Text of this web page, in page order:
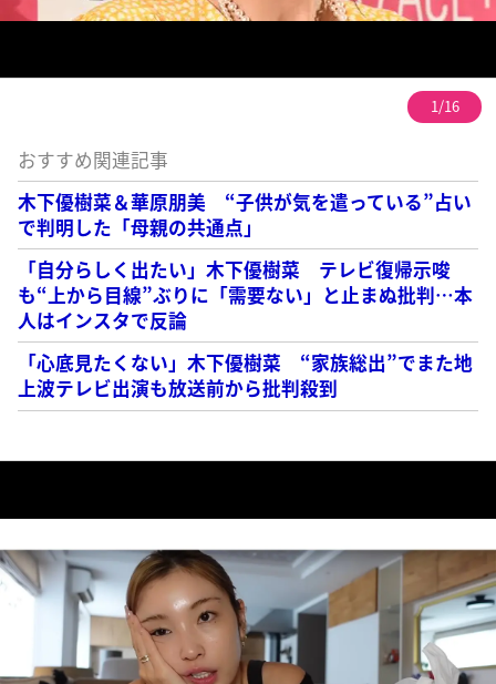
1/16
おすすめ関連記事
木下優樹菜＆華原朋美 “子供が気を遣っている”占い
で判明した「母親の共通点」
「自分らしく出たい」木下優樹菜 テレビ復帰示唆
も“上から目線”ぶりに「需要ない」と止まぬ批判…本
人はインスタで反論
「心底見たくない」木下優樹菜 “家族総出”でまた地
上波テレビ出演も放送前から批判殺到